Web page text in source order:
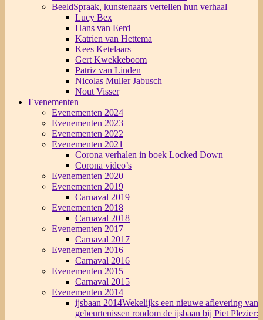
BeeldSpraak, kunstenaars vertellen hun verhaal
Lucy Bex
Hans van Eerd
Katrien van Hettema
Kees Ketelaars
Gert Kwekkeboom
Patriz van Linden
Nicolas Muller Jabusch
Nout Visser
Evenementen
Evenementen 2024
Evenementen 2023
Evenementen 2022
Evenementen 2021
Corona verhalen in boek Locked Down
Corona video’s
Evenementen 2020
Evenementen 2019
Carnaval 2019
Evenementen 2018
Carnaval 2018
Evenementen 2017
Carnaval 2017
Evenementen 2016
Carnaval 2016
Evenementen 2015
Carnaval 2015
Evenementen 2014
ijsbaan 2014Wekelijks een nieuwe aflevering van
gebeurtenissen rondom de ijsbaan bij Piet Plezier: